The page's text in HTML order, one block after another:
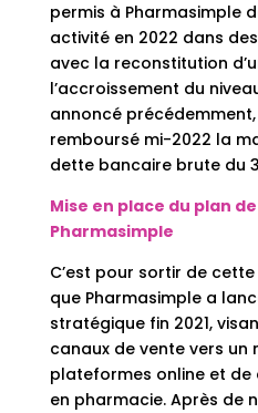
permis à Pharmasimple
activité en 2022 dans
avec la reconstitution
l’accroissement du
annoncé
remboursé mi-2022 la
dette bancaire brute du
Mise en place du plan
Pharmasimple
C’est pour sortir de
que Pharmasimple a
stratégique fin 2021,
canaux de vente vers un
plateformes online et
en pharmacie. Après de